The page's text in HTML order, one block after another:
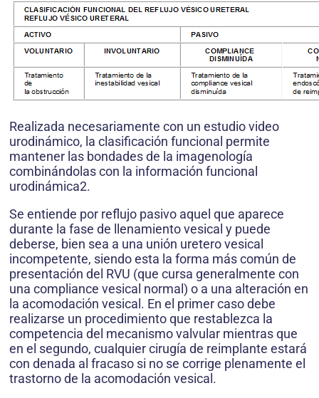
Realizada necesariamente con un estudio video
urodinámico, la clasificación funcional permite
mantener las bondades de la imagenología
combinándolas con la información funcional
urodinámica2.
Se entiende por reflujo pasivo aquel que aparece
durante la fase de llenamiento vesical y puede
deberse, bien sea a una unión uretero vesical
incompetente, siendo esta la forma más común de
presentación del RVU (que cursa generalmente con
una compliance vesical normal) o a una alteración en
la acomodación vesical. En el primer caso debe
realizarse un procedimiento que restablezca la
competencia del mecanismo valvular mientras que
en el segundo, cualquier cirugía de reimplante estará
con denada al fracaso si no se corrige plenamente el
trastorno de la acomodación vesical.